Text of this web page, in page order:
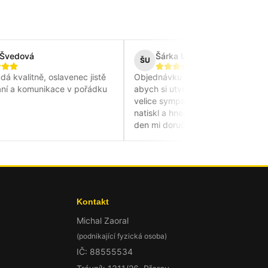
oslavenec jistě
komunikace v pořádku
Šárka Uzlová
Objednávku jsem řešila telefonicky,
abych si utvrdila brzké dodání. Pán
velice sympatický a pohotový. Triko
natiskl a hned do hodiny odeslal,
den mi doručili do boxu. Tričko
Kontakt
Michal Zaoral
(podnikající fyzická osoba)
IČ: 88555534